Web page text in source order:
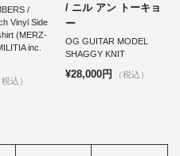
/
Vinyl Side
(MERZ-
inc.
税込）
/ ニル アン トーキョ
ー
OG GUITAR MODEL
SHAGGY KNIT
¥28,000円 （税込）